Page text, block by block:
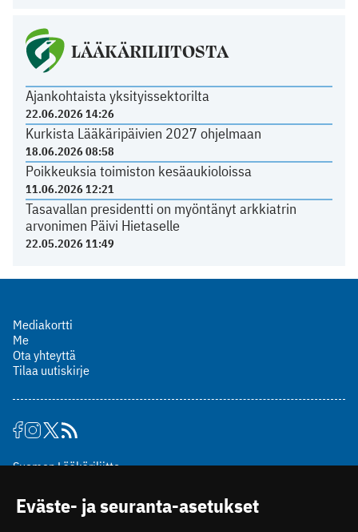
LÄÄKÄRILIITOSTA
Ajankohtaista yksityissektorilta
22.06.2026 14:26
Kurkista Lääkäripäivien 2027 ohjelmaan
18.06.2026 08:58
Poikkeuksia toimiston kesäaukioloissa
11.06.2026 12:21
Tasavallan presidentti on myöntänyt arkkiatrin
arvonimen Päivi Hietaselle
22.05.2026 11:49
Mediakortti
Me
Ota yhteyttä
Tilaa uutiskirje
Suomen Lääkäriliitto
00510 Helsinki
puh. (09) 393 091
Eväste- ja seuranta-asetukset